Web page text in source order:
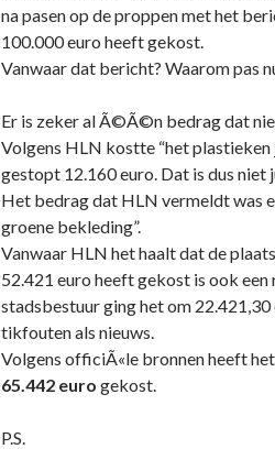
na pasen op de proppen met het
100.000 euro heeft gekost.
Vanwaar dat bericht? Waarom pas
Er is zeker al Ã©Ã©n bedrag dat
Volgens HLN kostte “het
gestopt 12.160 euro. Dat is dus
Het bedrag dat HLN vermeldt was
groene bekleding”.
Vanwaar HLN het haalt dat de
52.421 euro heeft gekost is ook een
stadsbestuur ging het om
tikfouten als nieuws.
Volgens officiÃ«le bronnen heeft
65.442 euro gekost.
P.S.